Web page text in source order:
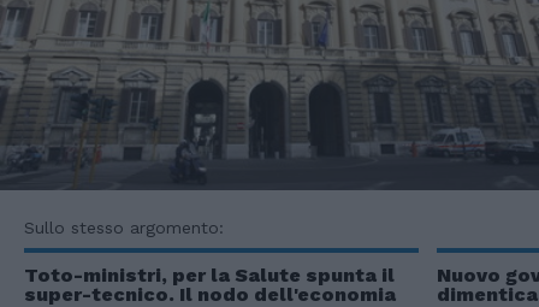
Sullo stesso argomento:
Toto-ministri, per la Salute spunta il
super-tecnico. Il nodo dell'economia
Nuovo